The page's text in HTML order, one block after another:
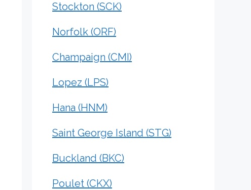
Stockton (SCK)
Norfolk (ORF)
Champaign (CMI)
Lopez (LPS)
Hana (HNM)
Saint George Island (STG)
Buckland (BKC)
Poulet (CKX)